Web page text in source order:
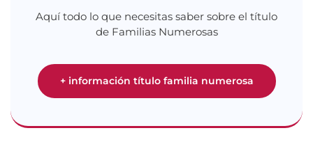
Aquí todo lo que necesitas saber sobre el título
de Familias Numerosas
+ información título familia numerosa